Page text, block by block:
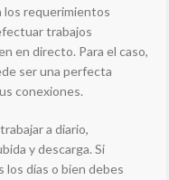
los requerimientos
trabajos
en directo. Para el caso,
ser una perfecta
conexiones.
a diario,
y descarga. Si
los días o bien debes